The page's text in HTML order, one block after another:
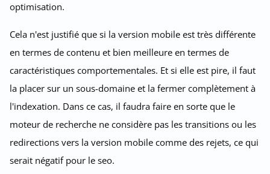
optimisation.
Cela n'est justifié que si la version mobile est très différente
en termes de contenu et bien meilleure en termes de
caractéristiques comportementales. Et si elle est pire, il faut
la placer sur un sous-domaine et la fermer complètement à
l'indexation. Dans ce cas, il faudra faire en sorte que le
moteur de recherche ne considère pas les transitions ou les
redirections vers la version mobile comme des rejets, ce qui
serait négatif pour le seo.